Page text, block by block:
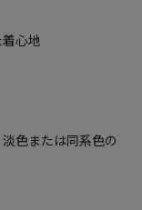
心地
色または同系色の